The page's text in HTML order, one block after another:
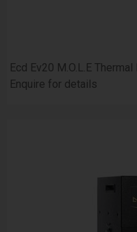
Ecd Ev20 M.O.L.E
Enquire for details